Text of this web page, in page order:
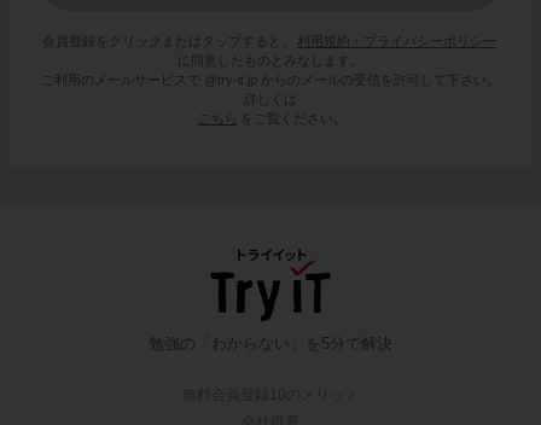
会員登録をクリックまたはタップすると、
利用規約・プライバシーポリシー
に同意したものとみなします。
ご利用のメールサービスで @try-it.jp からのメールの受信を許可して下さい。
詳しくは
こちら
をご覧ください。
勉強の「わからない」を5分で解決